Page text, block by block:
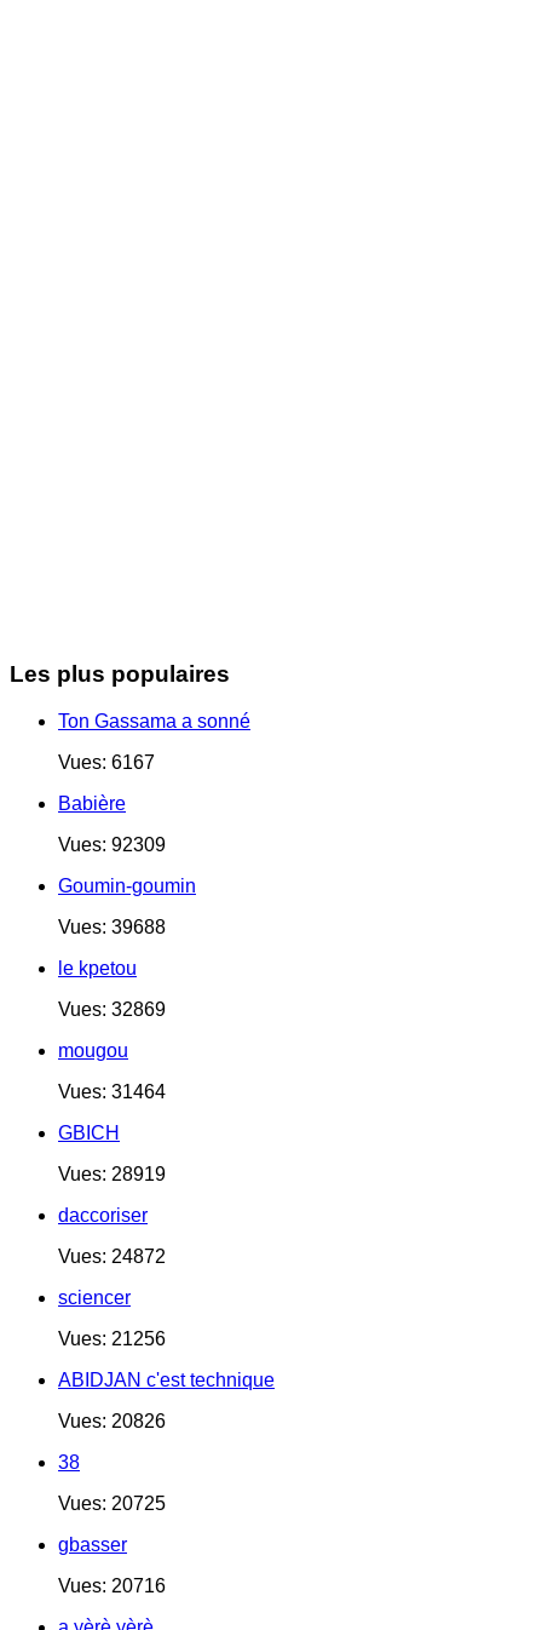
Les plus populaires
Ton Gassama a sonné
Vues: 6167
Babière
Vues: 92309
Goumin-goumin
Vues: 39688
le kpetou
Vues: 32869
mougou
Vues: 31464
GBICH
Vues: 28919
daccoriser
Vues: 24872
sciencer
Vues: 21256
ABIDJAN c'est technique
Vues: 20826
38
Vues: 20725
gbasser
Vues: 20716